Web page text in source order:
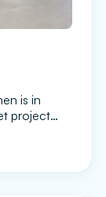
is in
project